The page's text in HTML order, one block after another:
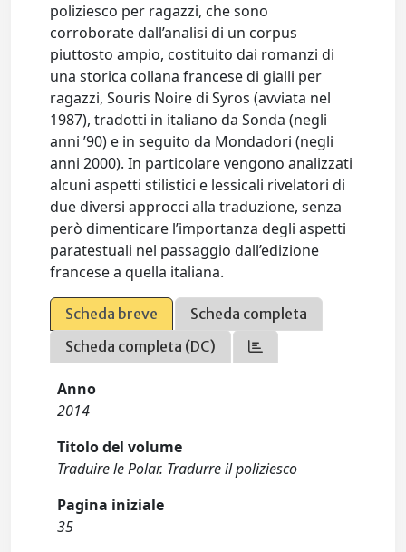
poliziesco per ragazzi, che sono
corroborate dall’analisi di un corpus
piuttosto ampio, costituito dai romanzi di
una storica collana francese di gialli per
ragazzi, Souris Noire di Syros (avviata nel
1987), tradotti in italiano da Sonda (negli
anni ’90) e in seguito da Mondadori (negli
anni 2000). In particolare vengono analizzati
alcuni aspetti stilistici e lessicali rivelatori di
due diversi approcci alla traduzione, senza
però dimenticare l’importanza degli aspetti
paratestuali nel passaggio dall’edizione
francese a quella italiana.
Scheda breve
Scheda completa
Scheda completa (DC)
Anno
2014
Titolo del volume
Traduire le Polar. Tradurre il poliziesco
Pagina iniziale
35